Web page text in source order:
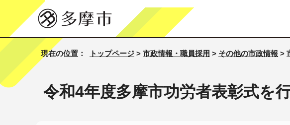
現在の位置： トップページ > 市政情報・職員採用 > その他の市政情報 >
令和4年度多摩市功労者表彰式を